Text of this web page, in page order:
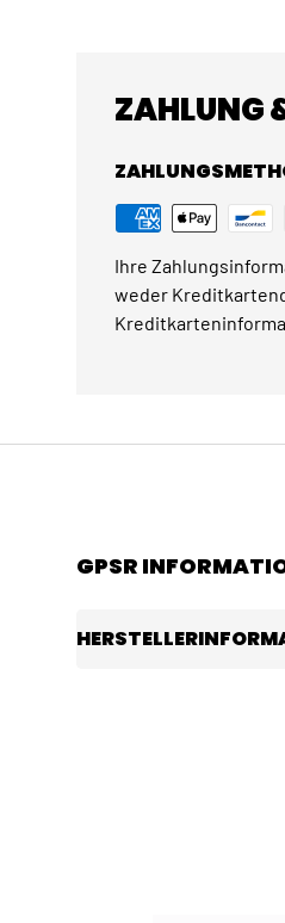
ZAHLUNG
Ihre
weder
GPSR